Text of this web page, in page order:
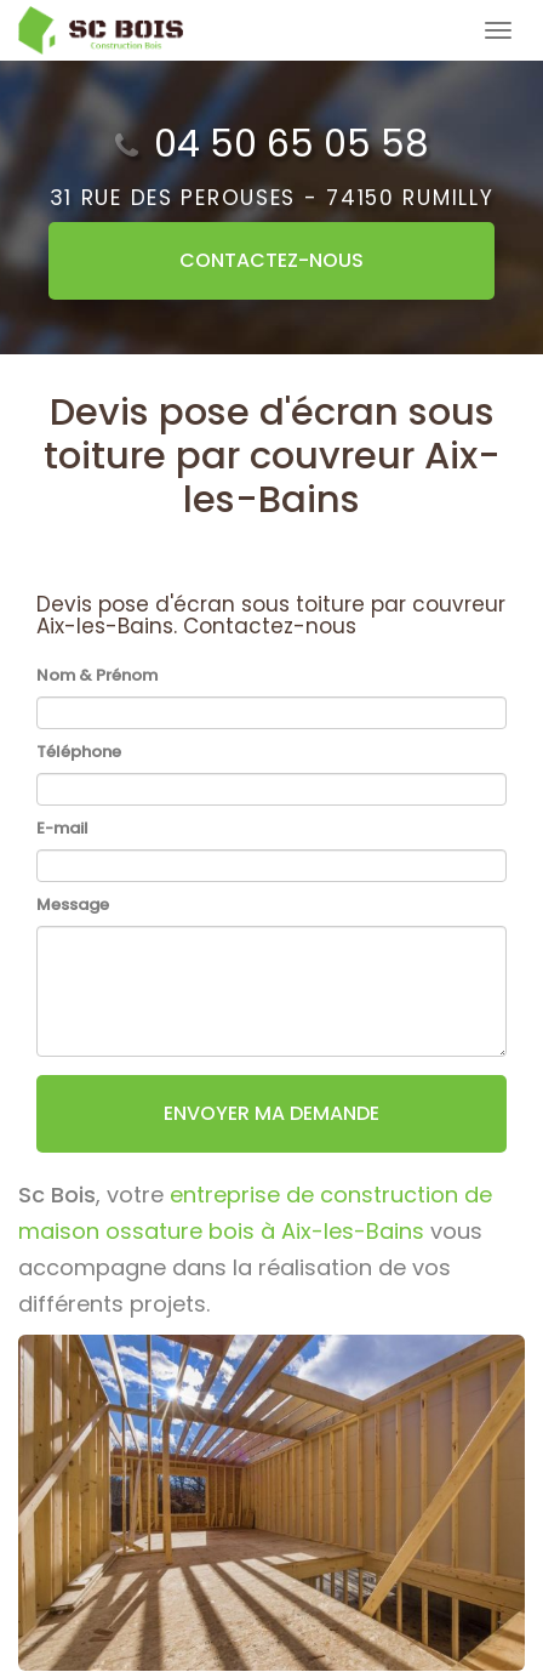
Aller
au
contenu
principal
04 50 65 05 58
31 RUE DES PEROUSES - 74150 RUMILLY
CONTACTEZ-NOUS
Devis pose d'écran sous
toiture par couvreur Aix-
les-Bains
Devis pose d'écran sous toiture par couvreur
Aix-les-Bains. Contactez-nous
Nom & Prénom
Téléphone
E-mail
Message
ENVOYER MA DEMANDE
Sc Bois, votre entreprise de construction de
maison ossature bois à Aix-les-Bains vous
accompagne dans la réalisation de vos
différents projets.